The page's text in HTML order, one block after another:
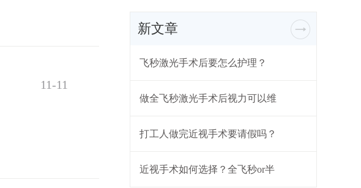
11-11
新文章
飞秒激光手术后要怎么护理？
做全飞秒激光手术后视力可以维
打工人做完近视手术要请假吗？
近视手术如何选择？全飞秒or半